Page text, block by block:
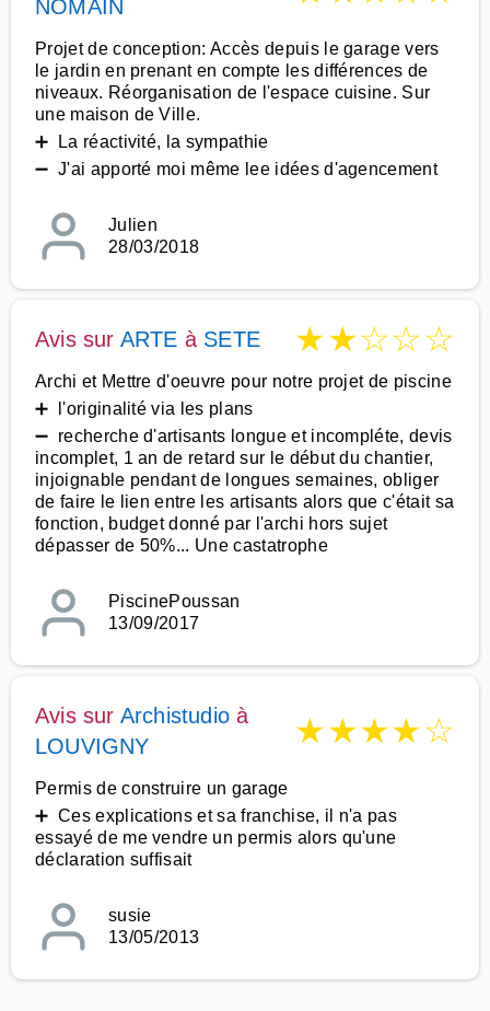
NOMAIN
Projet de conception: Accès depuis le garage vers
le jardin en prenant en compte les différences de
niveaux. Réorganisation de l'espace cuisine. Sur
une maison de Ville.
➕ La réactivité, la sympathie
➖ J'ai apporté moi même lee idées d'agencement
Julien
28/03/2018
Avis sur ARTE à SETE ★★☆☆☆
Archi et Mettre d'oeuvre pour notre projet de piscine
➕ l'originalité via les plans
➖ recherche d'artisants longue et incompléte, devis
incomplet, 1 an de retard sur le début du chantier,
injoignable pendant de longues semaines, obliger
de faire le lien entre les artisants alors que c'était sa
fonction, budget donné par l'archi hors sujet
dépasser de 50%... Une castatrophe
PiscinePoussan
13/09/2017
Avis sur Archistudio à
LOUVIGNY
★★★★☆
Permis de construire un garage
➕ Ces explications et sa franchise, il n'a pas
essayé de me vendre un permis alors qu'une
déclaration suffisait
susie
13/05/2013